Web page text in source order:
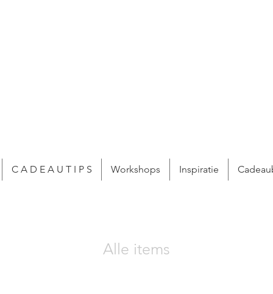
C A D E A U T I P S Workshops Inspiratie
Alle items